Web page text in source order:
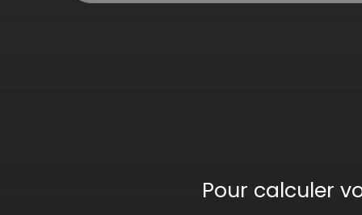
Pour calculer